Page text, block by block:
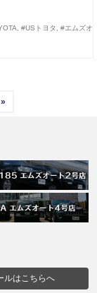
#USトヨタ
#エムズオ
»
ルはこちらへ